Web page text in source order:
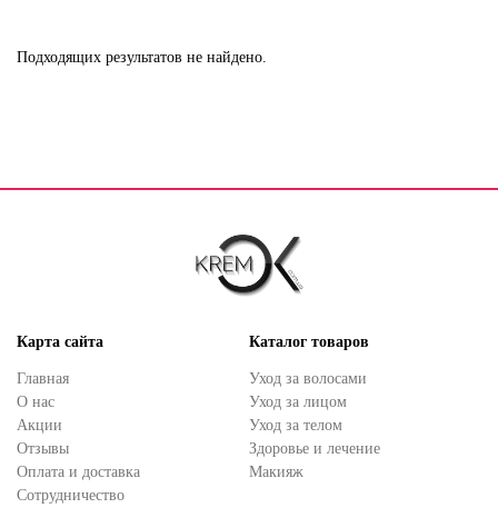
Подходящих результатов не найдено.
Карта сайта
Главная
О нас
Акции
Отзывы
Оплата и доставка
Сотрудничество
Каталог товаров
Уход за волосами
Уход за лицом
Уход за телом
Здоровье и лечение
Макияж